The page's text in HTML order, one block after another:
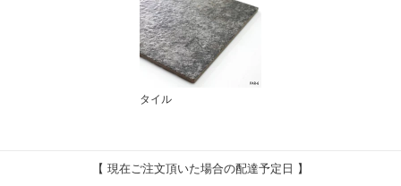
タイル
【 現在ご注文頂いた場合の配達予定日 】